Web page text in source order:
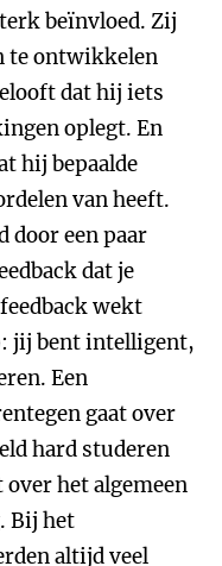
beïnvloed. Zij
te ontwikkelen
dat hij iets
oplegt. En
hij bepaalde
van heeft.
door een paar
dat je
wekt
jij bent intelligent,
Een
gaat over
hard studeren
het algemeen
Bij het
altijd veel